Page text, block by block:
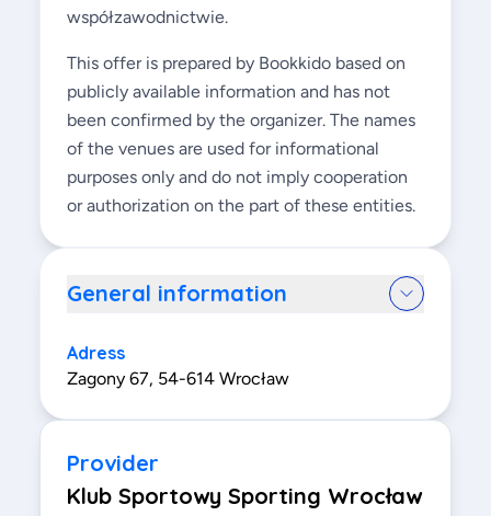
współzawodnictwie.
This offer is prepared by Bookkido based on
publicly available information and has not
been confirmed by the organizer. The names
of the venues are used for informational
purposes only and do not imply cooperation
or authorization on the part of these entities.
General information
Adress
Zagony 67, 54-614 Wrocław
Provider
Klub Sportowy Sporting Wrocław